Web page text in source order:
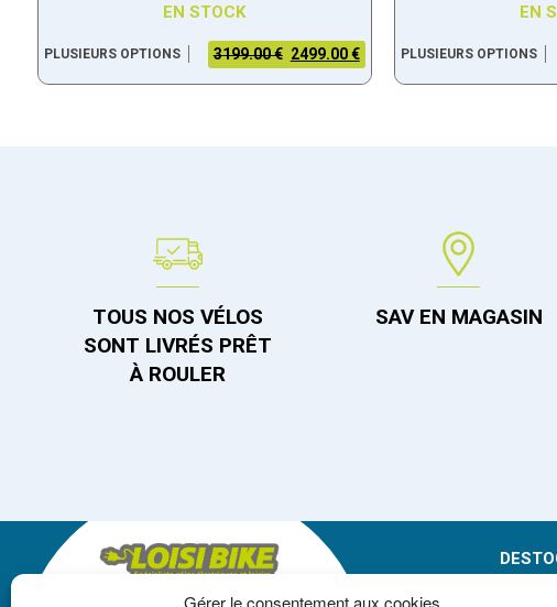
Gérer le consentement aux cookies
EN STOCK
PLUSIEURS OPTIONS 3199.00 € 2499.00 €
EN
PLUSIEURS OPTIONS
TOUS NOS VÉLOS
SONT LIVRÉS PRÊT
À ROULER
SAV EN MAGASIN